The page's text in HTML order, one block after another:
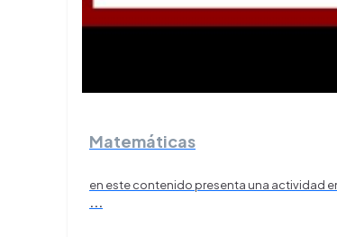
Matemáticas
en este contenido presenta una actividad
...